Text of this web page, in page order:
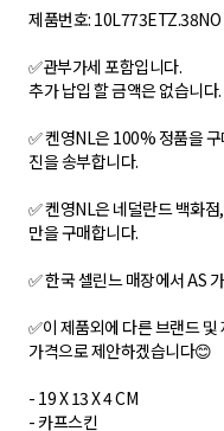
제품번호: 10L773ETZ.38NO
✅관부가세 포함입니다.
추가 납입 할 금액은 없습니다.
✅ 켄영NL은 100% 정품을
진을 송부합니다.
✅ 켄영NL은 네덜란드 백화
만을 구매합니다.
✅ 한국 셀린느 매장에서 AS
✅이 제품외에 다른 브랜드
가격으로 제안하겠습니다😊
- 19 X 13 X 4 CM
- 카프스킨